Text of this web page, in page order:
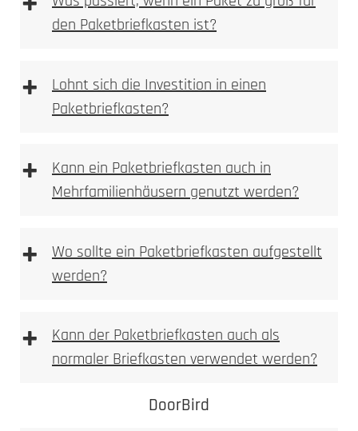
keine Vertiefung im Material
Piktogramme
materialschonend, da keine Substanzabtragung
Typische Einsatzbereiche:
Vertiefung
sehr hohe mechanische Beständigkeit
den Paketbriefkasten ist?
+
Lohnt sich die Investition in einen
Paketbriefkasten?
+
Kann ein Paketbriefkasten auch in
Mehrfamilienhäusern genutzt werden?
+
Wo sollte ein Paketbriefkasten aufgestellt
werden?
+
Kann der Paketbriefkasten auch als
normaler Briefkasten verwendet werden?
DoorBird